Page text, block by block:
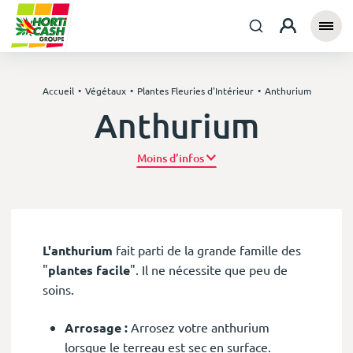
Accueil Végétaux Plantes Fleuries d'Intérieur Anthurium
Anthurium
Plus d’infos
L'anthurium fait parti de la grande famille des
"plantes facile". Il ne nécessite que peu de
soins.
Arrosage : Arrosez votre anthurium
lorsque le terreau est sec en surface.